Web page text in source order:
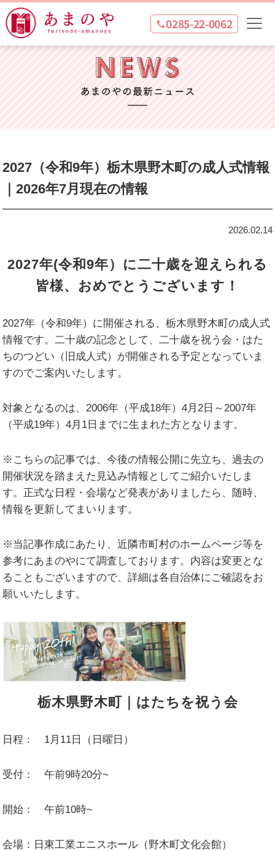
0285-22-0062
2027（令和9年）栃木県野木町の成人式情報
｜2026年7月現在の情報
2026.02.14
2027年(令和9年）に二十歳を迎えられる
皆様、おめでとうございます！
2027年（令和9年）に開催される、栃木県野木町の成人式
情報です。二十歳の記念として、二十歳を祝う会・はた
ちのつどい（旧成人式）が開催される予定となっていま
すのでご案内いたします。
対象となるのは、2006年（平成18年）4月2日～2007年
（平成19年）4月1日までに生まれた方となります。
※こちらの記事では、今後の情報公開に先立ち、過去の
開催状況を踏まえた見込み情報としてご紹介いたしま
す。正式な日程・会場など発表がありましたら、随時、
情報を更新してまいります。
※当記事作成にあたり、近隣市町村のホームページ等を
参考にあまのやにて調査しております。内容は変更とな
ることもございますので、詳細は各自治体にご確認をお
願いいたします。
栃木県野木町｜はたちを祝う会
日程： 1月11日（日曜日）
受付： 午前9時20分~
開始： 午前10時~
会場： 日東工業エニスホール（野木町文化会館）